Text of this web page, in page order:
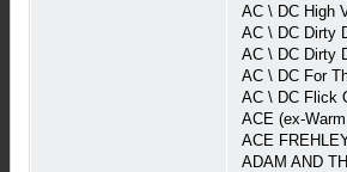
AC \ DC High
AC \ DC Dirty
AC \ DC Dirty
AC \ DC For
AC \ DC Flick
ACE (ex-
ACE
ADAM AND